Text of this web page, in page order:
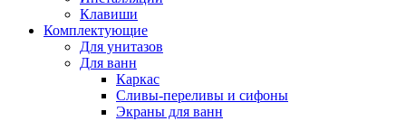
Клавиши
Комплектующие
Для унитазов
Для ванн
Каркас
Сливы-переливы и сифоны
Экраны для ванн